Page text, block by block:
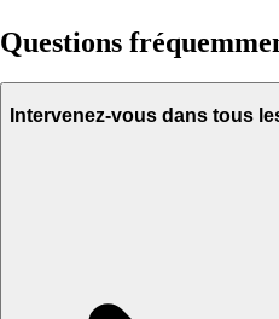
Questions
Intervenez-vous dans tous